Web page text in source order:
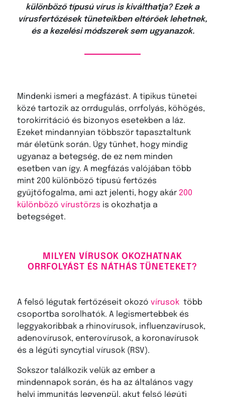
különböző típusú vírus is kiválthatja?Ezek a
vírusfertőzések tüneteikben eltérőek lehetnek,
és a kezelési módszerek sem ugyanazok.
Mindenki ismeri a megfázást. A tipikus tünetei
közé tartozik az orrdugulás, orrfolyás, köhögés,
torokirritáció és bizonyos esetekben a láz.
Ezeket mindannyian többször tapasztaltunk
már életünk során. Úgy tűnhet, hogy mindig
ugyanaz a betegség, de ez nem minden
esetben van így. A megfázás valójában több
mint 200 különböző típusú fertőzés
gyűjtőfogalma, ami azt jelenti, hogy akár 200
különböző vírustörzs is okozhatja a
betegséget.
MILYEN VÍRUSOK OKOZHATNAK
ORRFOLYÁST ÉS NÁTHÁS TÜNETEKET?
A felső légutak fertőzéseit okozóvírusok több
csoportba sorolhatók. A legismertebbek és
leggyakoribbak a rhinovírusok, influenzavírusok,
adenovírusok, enterovírusok, a koronavírusok
és a légúti syncytial vírusok (RSV).
Sokszor találkozik velük az ember a
mindennapok során, és ha az általános vagy
helyi immunitás legyengül, akut felső légúti